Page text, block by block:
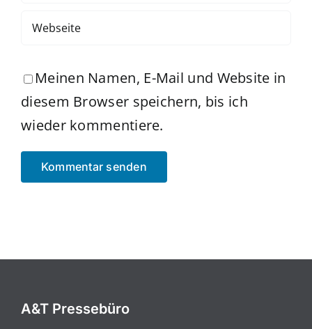
Meinen Namen, E-Mail und Website in
diesem Browser speichern, bis ich
wieder kommentiere.
A&T Pressebüro